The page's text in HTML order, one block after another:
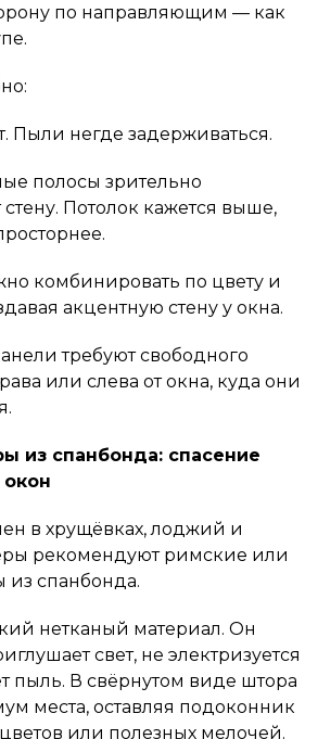
по направляющим — как
Пыли негде задерживаться.
полосы зрительно
Потолок кажется выше,
комбинировать по цвету и
акцентную стену у окна.
требуют свободного
или слева от окна, куда они
из спанбонда: спасение
в хрущёвках, лоджий и
рекомендуют римские или
спанбонда.
нетканый материал. Он
свет, не электризуется
пыль. В свёрнутом виде штора
места, оставляя подоконник
или полезных мелочей.